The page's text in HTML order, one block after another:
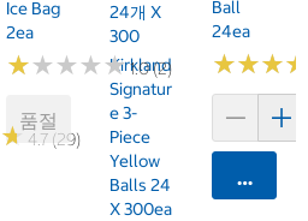
★
★4.7 (29)
Ice Bag
2ea
★★★★★
★★★★★1.0 (2)
품절
24개 X
300
Kirkland
Signatur
E 3-
Piece
Yellow
Balls 24
X 300ea
Ball
24ea
★★★
★★★
카트에